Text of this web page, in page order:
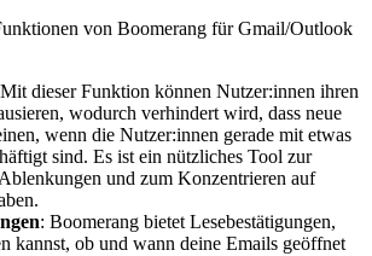
von Boomerang für Gmail/Outlook
dieser Funktion können Nutzer:innen ihren
wodurch verhindert wird, dass neue
wenn die Nutzer:innen gerade mit etwas
sind. Es ist ein nützliches Tool zur
und zum Konzentrieren auf
: Boomerang bietet Lesebestätigungen,
kannst, ob und wann deine Emails geöffnet